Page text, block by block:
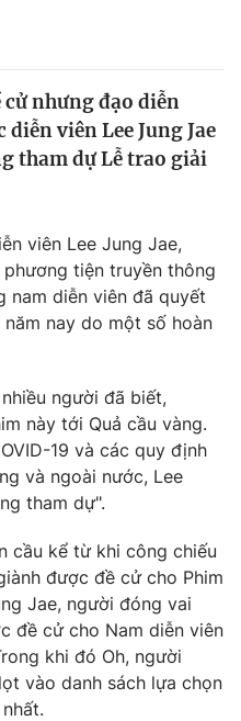
cử nhưng đạo diễn
viên Lee Jung Jae
tham dự Lễ trao giải
viên Lee Jung Jae,
tiện truyền thông
nam diễn viên đã quyết
nay do một số hoàn
người đã biết,
này tới Quả cầu vàng.
19 và các quy định
và ngoài nước, Lee
tham dự".
cầu kể từ khi công chiếu
được đề cử cho Phim
Jae, người đóng vai
đề cử cho Nam diễn viên
khi đó Oh, người
vào danh sách lựa chọn